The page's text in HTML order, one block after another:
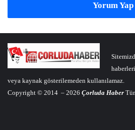
Yorum Yap
veya kaynak gösterilemeden kullanılamaz.
Copyright © 2014 – 2026 Çorluda Haber